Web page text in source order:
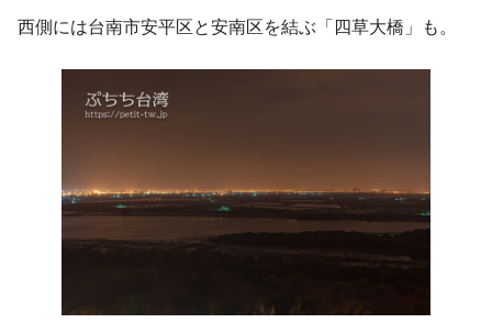
西側には台南市安平区と安南区を結ぶ「四草大橋」も。